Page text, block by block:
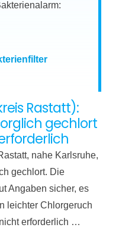
Rastatt):
gechlort
nahe Karlsruhe,
gechlort. Die
Angaben sicher, es
leichter Chlorgeruch
erforderlich …